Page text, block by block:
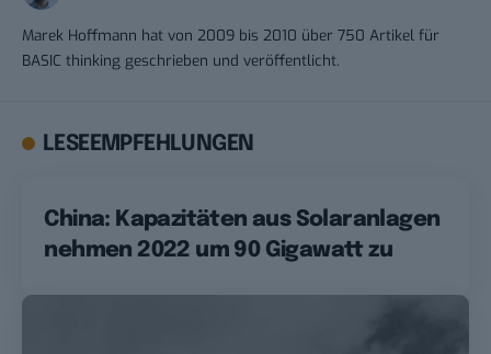
Marek Hoffmann hat von 2009 bis 2010 über 750 Artikel für
BASIC thinking geschrieben und veröffentlicht.
LESEEMPFEHLUNGEN
China: Kapazitäten aus Solaranlagen
nehmen 2022 um 90 Gigawatt zu